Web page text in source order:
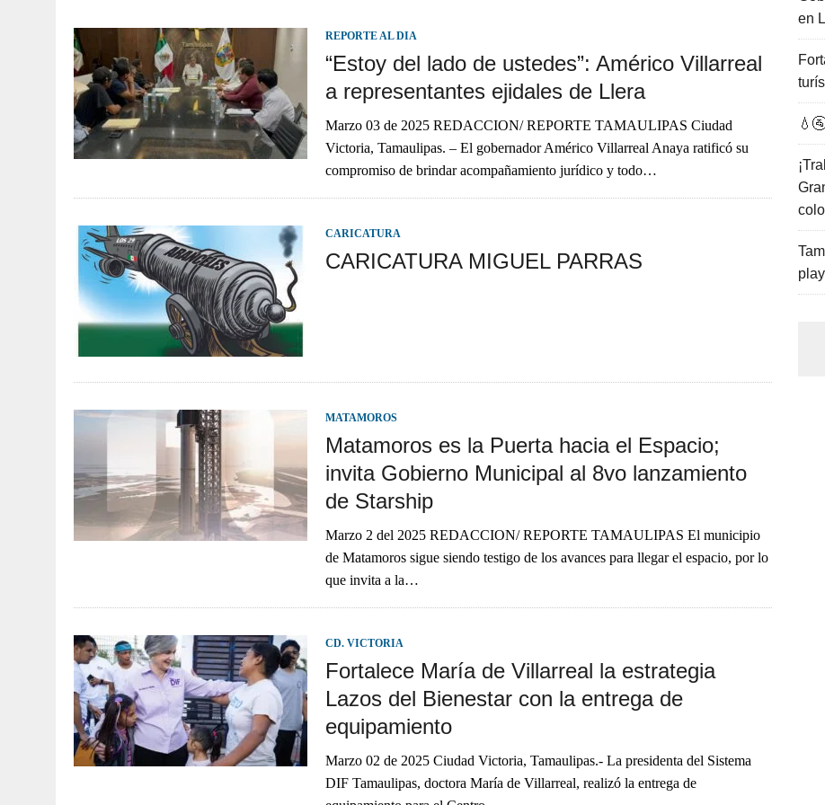
JULIO 30, 2026 | TAMAULIPAS TE INVITA A DESCUBRIR EL ENCANTO DE LAS PLAYAS DEL GOLFO DE MÉXICO.
REPORTE AL DIA
“Estoy del lado de ustedes”: Américo Villarreal
a representantes ejidales de Llera
Marzo 03 de 2025 REDACCION/ REPORTE TAMAULIPAS Ciudad
Victoria, Tamaulipas. – El gobernador Américo Villarreal Anaya ratificó su
compromiso de brindar acompañamiento jurídico y todo…
CARICATURA
CARICATURA MIGUEL PARRAS
MATAMOROS
Matamoros es la Puerta hacia el Espacio;
invita Gobierno Municipal al 8vo lanzamiento
de Starship
Marzo 2 del 2025 REDACCION/ REPORTE TAMAULIPAS El municipio
de Matamoros sigue siendo testigo de los avances para llegar el espacio, por lo
que invita a la…
CD. VICTORIA
Fortalece María de Villarreal la estrategia
Lazos del Bienestar con la entrega de
equipamiento
Marzo 02 de 2025 Ciudad Victoria, Tamaulipas.- La presidenta del Sistema
DIF Tamaulipas, doctora María de Villarreal, realizó la entrega de
en